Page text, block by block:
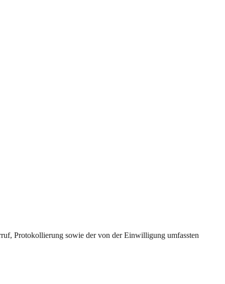
Protokollierung sowie der von der Einwilligung umfassten